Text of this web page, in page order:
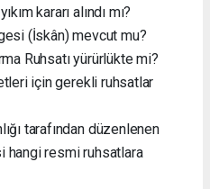
kararı alındı mı?
(İskân) mevcut mu?
Ruhsatı yürürlükte mi?
için gerekli ruhsatlar
tarafından düzenlenen
hangi resmi ruhsatlara